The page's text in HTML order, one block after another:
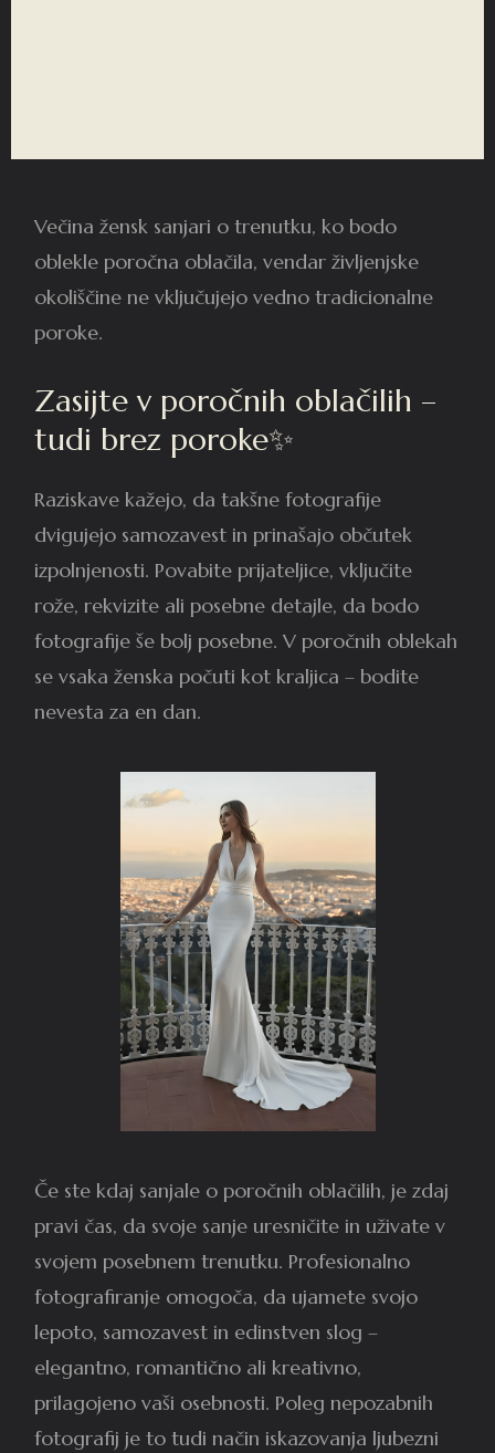
Večina žensk sanjari o trenutku, ko bodo
oblekle poročna oblačila, vendar življenjske
okoliščine ne vključujejo vedno tradicionalne
poroke.
Zasijte v poročnih oblačilih –
tudi brez poroke✨
Raziskave kažejo, da takšne fotografije
dvigujejo samozavest in prinašajo občutek
izpolnjenosti. Povabite prijateljice, vključite
rože, rekvizite ali posebne detajle, da bodo
fotografije še bolj posebne. V poročnih oblekah
se vsaka ženska počuti kot kraljica – bodite
nevesta za en dan.
Če ste kdaj sanjale o poročnih oblačilih, je zdaj
pravi čas, da svoje sanje uresničite in uživate v
svojem posebnem trenutku. Profesionalno
fotografiranje omogoča, da ujamete svojo
lepoto, samozavest in edinstven slog –
elegantno, romantično ali kreativno,
prilagojeno vaši osebnosti. Poleg nepozabnih
fotografij je to tudi način iskazovanja ljubezni